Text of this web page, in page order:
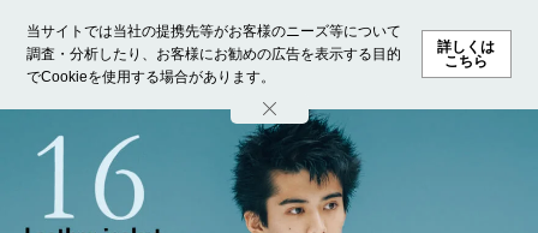
当サイトでは当社の提携先等がお客様のニーズ等について
調査・分析したり、お客様にお勧めの広告を表示する目的
でCookieを使用する場合があります。
詳しくは
こちら
ホーム モデル募集 ランキング ファッション ビューテ